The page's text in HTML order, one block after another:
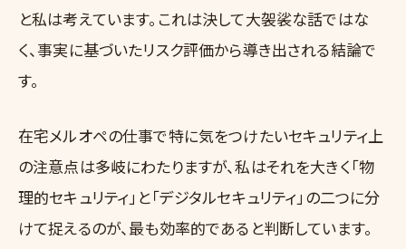
と私は考えています。これは決して大袈裟な話ではな
く、事実に基づいたリスク評価から導き出される結論で
す。
在宅メルオペの仕事で特に気をつけたいセキュリティ上
の注意点は多岐にわたりますが、私はそれを大きく「物
理的セキュリティ」と「デジタルセキュリティ」の二つに分
けて捉えるのが、最も効率的であると判断しています。